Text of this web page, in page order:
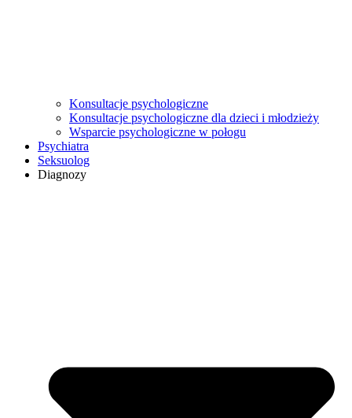
Konsultacje psychologiczne
Konsultacje psychologiczne dla dzieci i młodzieży
Wsparcie psychologiczne w połogu
Psychiatra
Seksuolog
Diagnozy